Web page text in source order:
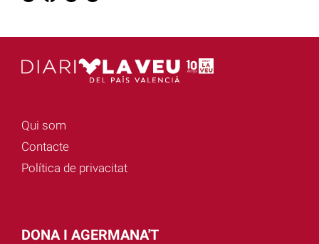
Qui som
Contacte
Política de privacitat
DONA I AGERMANA'T